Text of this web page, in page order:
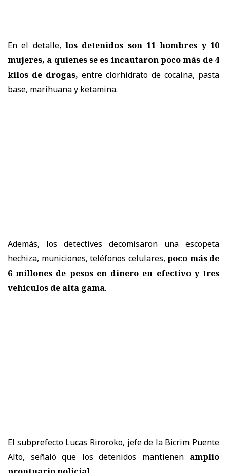
En el detalle, los detenidos son 11 hombres y 10
mujeres, a quienes se es incautaron poco más de 4
kilos de drogas, entre clorhidrato de cocaína, pasta
base, marihuana y ketamina.
Además, los detectives decomisaron una escopeta
hechiza, municiones, teléfonos celulares, poco más de
6 millones de pesos en dinero en efectivo y tres
vehículos de alta gama.
El subprefecto Lucas Riroroko, jefe de la Bicrim Puente
Alto, señaló que los detenidos mantienen amplio